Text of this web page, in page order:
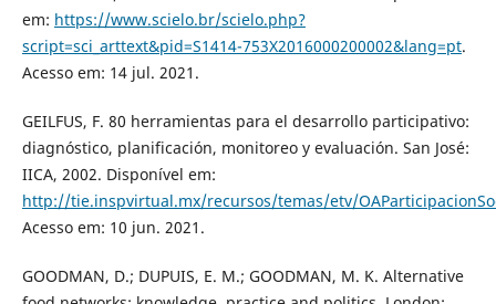
em: https://www.scielo.br/scielo.php?
script=sci_arttext&pid=S1414-753X2016000200002&lang=pt.
Acesso em: 14 jul. 2021.
GEILFUS, F. 80 herramientas para el desarrollo participativo:
diagnóstico, planificación, monitoreo y evaluación. San José:
IICA, 2002. Disponível em:
http://tie.inspvirtual.mx/recursos/temas/etv/
Acesso em: 10 jun. 2021.
GOODMAN, D.; DUPUIS, E. M.; GOODMAN, M. K. Alternative